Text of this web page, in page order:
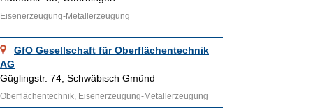
Eisenerzeugung-Metallerzeugung
GfO Gesellschaft für Oberflächentechnik
AG
Güglingstr. 74, Schwäbisch Gmünd
Oberflächentechnik, Eisenerzeugung-Metallerzeugung